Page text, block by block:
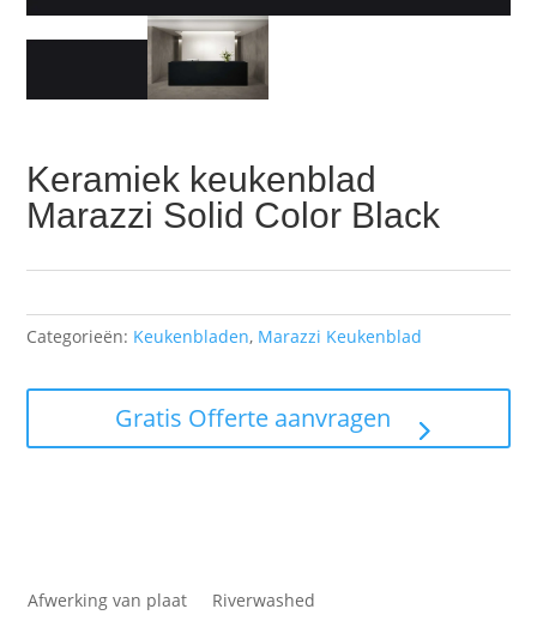
Keramiek keukenblad
Marazzi Solid Color Black
Categorieën: Keukenbladen, Marazzi Keukenblad
Gratis Offerte aanvragen
Afwerking van plaat Riverwashed